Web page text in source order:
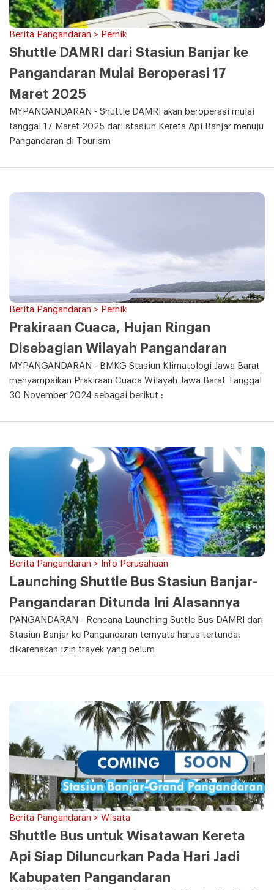
Berita Pangandaran > Pernik
Shuttle DAMRI dari Stasiun Banjar ke
Pangandaran Mulai Beroperasi 17
Maret 2025
MYPANGANDARAN - Shuttle DAMRI akan beroperasi mulai
tanggal 17 Maret 2025 dari stasiun Kereta Api Banjar menuju
Pangandaran di Tourism
Berita Pangandaran > Pernik
Prakiraan Cuaca, Hujan Ringan
Disebagian Wilayah Pangandaran
MYPANGANDARAN - BMKG Stasiun Klimatologi Jawa Barat
menyampaikan Prakiraan Cuaca Wilayah Jawa Barat Tanggal
30 November 2024 sebagai berikut :
Berita Pangandaran > Info Perusahaan
Launching Shuttle Bus Stasiun Banjar-
Pangandaran Ditunda Ini Alasannya
PANGANDARAN - Rencana Launching Suttle Bus DAMRI dari
Stasiun Banjar ke Pangandaran ternyata harus tertunda.
dikarenakan izin trayek yang belum
Berita Pangandaran > Wisata
Shuttle Bus untuk Wisatawan Kereta
Api Siap Diluncurkan Pada Hari Jadi
Kabupaten Pangandaran